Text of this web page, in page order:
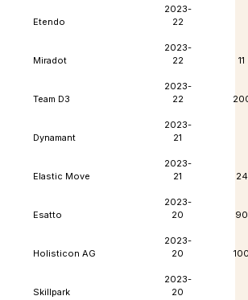
Etendo
2023-
22
Miradot
2023-
22
11
Team D3
2023-
22
Dynamant
2023-
21
Elastic Move
2023-
21
24
Esatto
2023-
20
90
Holisticon AG
2023-
20
Skillpark
2023-
20